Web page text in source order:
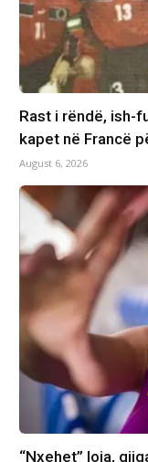
Rast i rëndë, ish-
kapet në Francë
August 6, 2026
“Nxehet” loja,